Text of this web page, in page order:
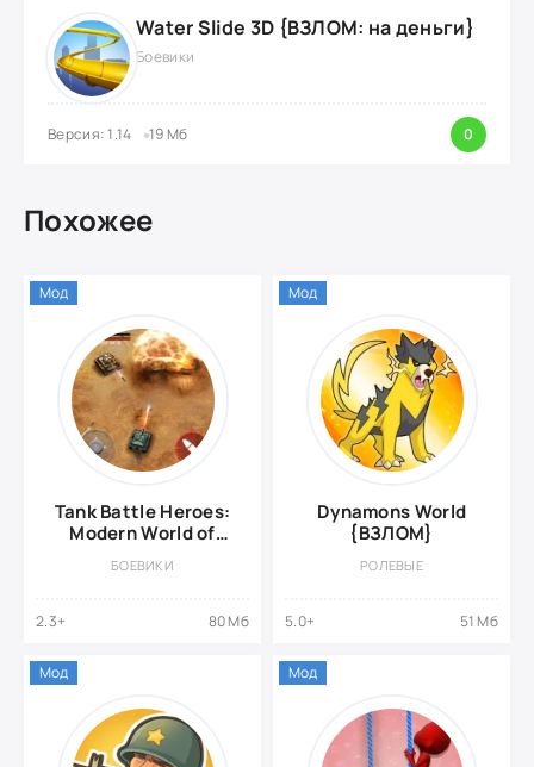
Water Slide 3D {ВЗЛОМ: на деньги}
Боевики
Версия: 1.14 19 Мб 0
Похожее
Tank Battle Heroes:
Modern World of
{ВЗЛОМ: Много
БОЕВИКИ
2.3+ 80 Мб
Мод
Dynamons World
{ВЗЛОМ}
РОЛЕВЫЕ
5.0+ 51 Мб
Мод
Мод Мод